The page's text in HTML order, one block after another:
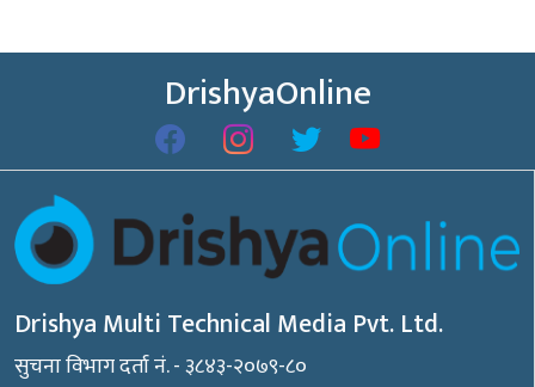
DrishyaOnline
Drishya Multi Technical Media Pvt. Ltd.
सुचना विभाग दर्ता नं. - ३८४३-२०७९-८०